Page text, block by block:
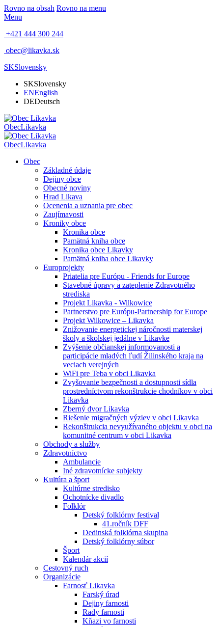
Rovno na obsah Rovno na menu
Menu
+421 444 300 244
obec@likavka.sk
SKSlovensky
SKSlovensky
ENEnglish
DEDeutsch
ObecLikavka
ObecLikavka
Obec
Základné údaje
Dejiny obce
Obecné noviny
Hrad Likava
Ocenenia a uznania pre obec
Zaujímavosti
Kroniky obce
Kronika obce
Pamätná kniha obce
Kronika obce Likavky
Pamätná kniha obce Likavky
Europrojekty
Priatelia pre Európu - Friends for Europe
Stavebné úpravy a zateplenie Zdravotného
strediska
Projekt Likavka - Wilkowice
Partnerstvo pre Európu-Partnership for Europe
Projekt Wilkowice – Likavka
Znižovanie energetickej náročnosti materskej
školy a školskej jedálne v Likavke
Zvýšenie občianskej informovanosti a
participácie mladých ľudí Žilinského kraja na
veciach verejných
WiFi pre Teba v obci Likavka
Zvyšovanie bezpečnosti a dostupnosti sídla
prostredníctvom rekonštrukcie chodníkov v obci
Likavka
Zberný dvor Likavka
Riešenie migračných výziev v obci Likavka
Rekonštrukcia nevyužívaného objektu v obci na
komunitné centrum v obci Likavka
Obchody a služby
Zdravotníctvo
Ambulancie
Iné zdravotnícke subjekty
Kultúra a šport
Kultúrne stredisko
Ochotnícke divadlo
Folklór
Detský folklórny festival
41.ročník DFF
Dedinská folklórna skupina
Detský folklórny súbor
Šport
Kalendár akcií
Cestovný ruch
Organizácie
Farnosť Likavka
Farský úrad
Dejiny farnosti
Rady farnosti
Kňazi vo farnosti